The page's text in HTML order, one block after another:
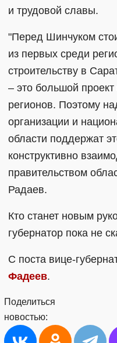
и трудовой славы.
"Перед Шинчуком
из первых среди
строительству в
– это большой
регионов. Поэтому
организации и
области поддержат
конструктивно
правительством
Радаев.
Кто станет новым
губернатор пока не
С поста вице-
Фадеев.
Поделиться
новостью: